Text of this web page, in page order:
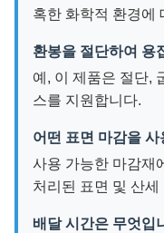
혹한 화학적 환경에
환봉을 절단하여 용
예, 이 제품은 절단,
스를 지원합니다.
어떤 표면 마감을
사용 가능한 마감재
처리된 표면 및 산
배달 시간은 무엇입